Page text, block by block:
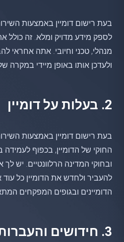
בעת רישום דומיין באמצעות
לספק מידע מדויק ומלא. זה כולל
מנהלי, טכני וחיובי. אתה אחראי
ולעדכן אותו באופן מיידי במקרה
2. בעלות על דומיין
בעת רישום דומיין באמצעות
החוקי של הדומיין, בכפוף
ובחוקי המדינה הרלוונטיים. יש
להעביר ולחדש את הדומיין כל
הדומיינים ובגופים המפקחים
3. חידושים והעברות